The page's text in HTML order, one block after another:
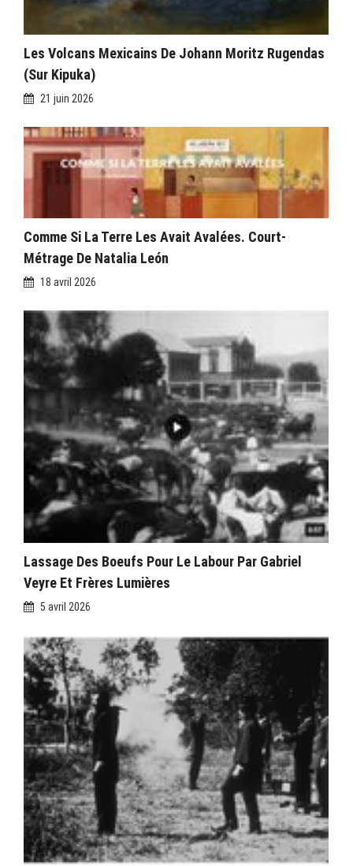
Les Volcans Mexicains De Johann Moritz Rugendas
(sur Kipuka)
21 juin 2026
Comme Si La Terre Les Avait Avalées. Court-
Métrage De Natalia León
18 avril 2026
Lassage Des Boeufs Pour Le Labour Par Gabriel
Veyre Et Frères Lumières
5 avril 2026